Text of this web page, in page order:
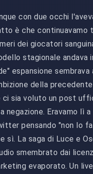
con due occhi
è che continuavamo
dei giocatori
stagionale andava
espansione sembrava
della
ci sia voluto un post
negazione. Eravamo lì a
pensando "non lo
sì. La saga di Luce e
smembrato dai
evaporato. Un